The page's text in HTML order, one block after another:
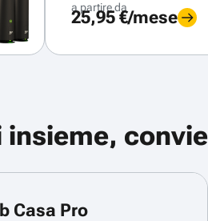
a partire da
25,95 €/mese
insieme,
Casa Pro